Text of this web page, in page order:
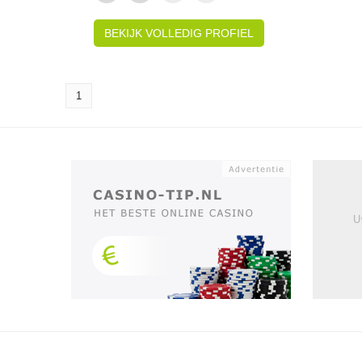
BEKIJK VOLLEDIG PROFIEL
1